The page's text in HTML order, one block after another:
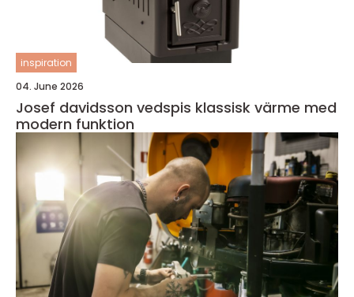
inspiration
04. June 2026
Josef davidsson vedspis klassisk värme med
modern funktion